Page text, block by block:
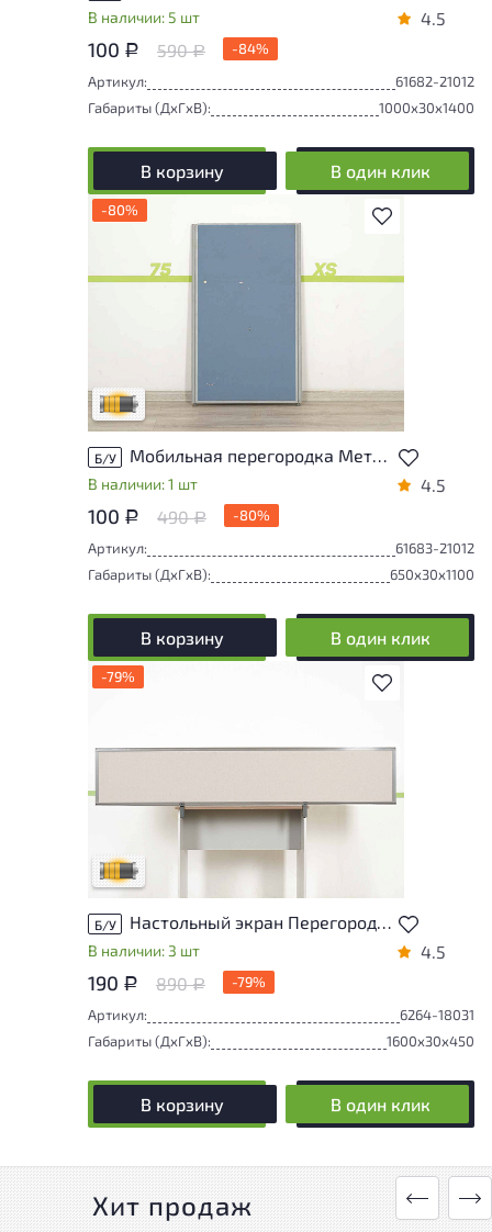
В наличии: 5 шт 4.5
100 Р 590Р
-84%
Артикул:
61682-21012
Габариты (ДxГxВ):
1000x30x1400
В корзину В один клик
В избранное
-80%
Удовлетворительный износ
Б/У Мобильная перегородка Металл Синий Россия
В наличии: 1 шт 4.5
100 Р 490Р
-80%
Артикул:
61683-21012
Габариты (ДxГxВ):
650x30x1100
В корзину В один клик
В избранное
-79%
повреждения и/или следы эксплуатации,
не влияющие на удобство его
Удовлетворительный износ
Б/У Настольный экран Перегородка Металл Серый Россия
В наличии: 3 шт 4.5
190 Р 890Р
-79%
Артикул:
6264-18031
Габариты (ДxГxВ):
1600x30x450
В корзину В один клик
Хит продаж